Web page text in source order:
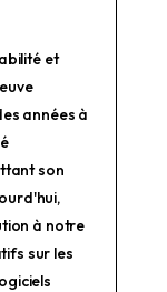
et
années à
son
à notre
sur les